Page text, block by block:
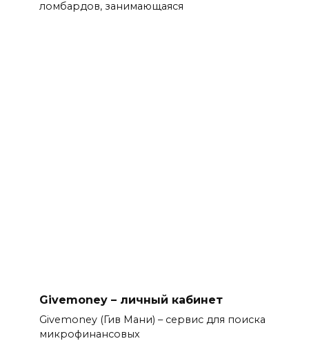
ломбардов, занимающаяся
Givemoney – личный кабинет
Givemoney (Гив Мани) – сервис для поиска
микрофинансовых